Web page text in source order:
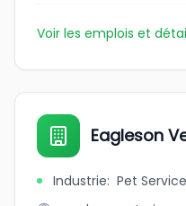
Voir les emplois et
Eagleson
Industrie: Pet